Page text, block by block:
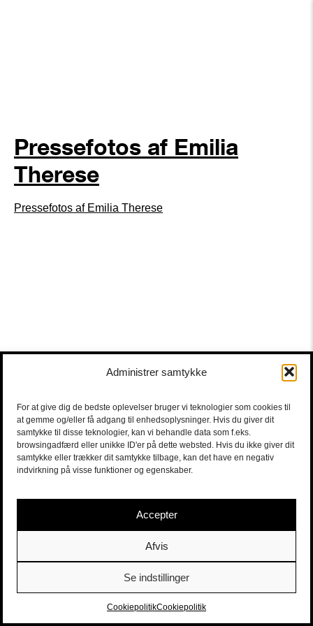
Administrer samtykke
For at give dig de bedste oplevelser bruger vi teknologier som cookies til
at gemme og/eller få adgang til enhedsoplysninger. Hvis du giver dit
samtykke til disse teknologier, kan vi behandle data som f.eks.
browsingadfærd eller unikke ID'er på dette websted. Hvis du ikke giver dit
samtykke eller trækker dit samtykke tilbage, kan det have en negativ
indvirkning på visse funktioner og egenskaber.
Accepter
Afvis
Se indstillinger
CookiepolitikCookiepolitik
Pressefotos af Emilia
Therese
Pressefotos af Emilia Therese
Sort/Hvid | Staldgade 26-30 - 1699 Købehavn V |
Billetter|billet@sort-hvid.dk